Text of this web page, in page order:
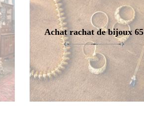
Achat rachat de bijoux 65